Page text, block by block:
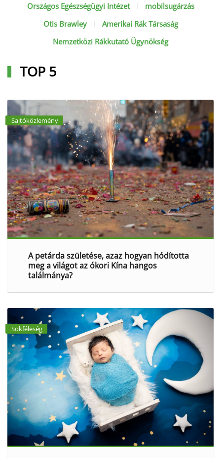
Országos Egészségügyi Intézet
mobilsugárzás
Otis Brawley
Amerikai Rák Társaság
Nemzetközi Rákkutató Ügynökség
TOP 5
Sajtóközlemény
A petárda születése, azaz hogyan hódította
meg a világot az ókori Kína hangos
találmánya?
Sokféleség